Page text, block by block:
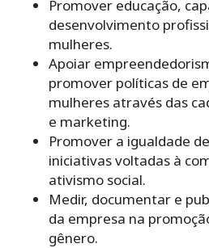
Promover educação,
desenvolvimento
mulheres.
Apoiar
promover políticas de
mulheres através das
e marketing.
Promover a igualdade
iniciativas voltadas à
ativismo social.
Medir, documentar e
da empresa na
gênero.